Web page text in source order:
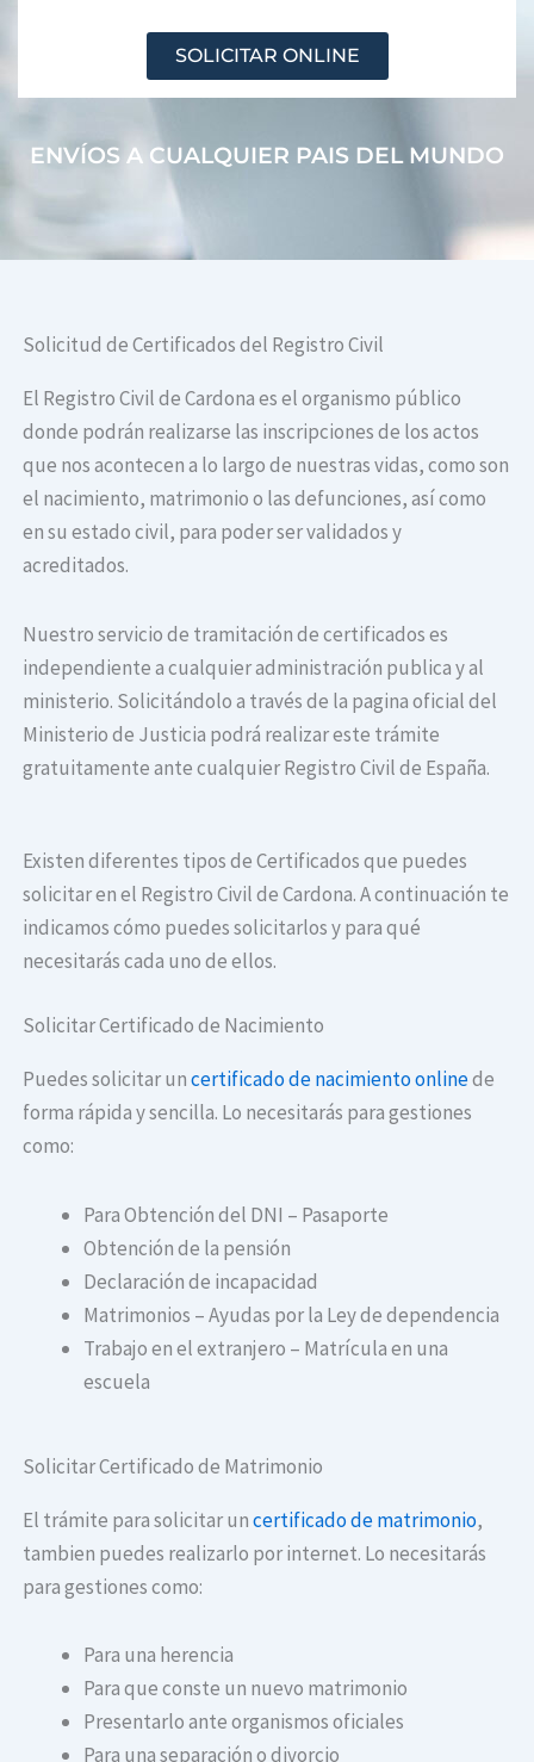
SOLICITAR ONLINE
ENVÍOS A CUALQUIER PAIS DEL MUNDO
Solicitud de Certificados del Registro Civil
El Registro Civil de Cardona es el organismo público
donde podrán realizarse las inscripciones de los actos
que nos acontecen a lo largo de nuestras vidas, como son
el nacimiento, matrimonio o las defunciones, así como
en su estado civil, para poder ser validados y
acreditados.
Nuestro servicio de tramitación de certificados es
independiente a cualquier administración publica y al
ministerio. Solicitándolo a través de la pagina oficial del
Ministerio de Justicia podrá realizar este trámite
gratuitamente ante cualquier Registro Civil de España.
Existen diferentes tipos de Certificados que puedes
solicitar en el Registro Civil de Cardona. A continuación te
indicamos cómo puedes solicitarlos y para qué
necesitarás cada uno de ellos.
Solicitar Certificado de Nacimiento
Puedes solicitar uncertificado de nacimiento onlinede
forma rápida y sencilla. Lo necesitarás para gestiones
como:
Para Obtención del DNI – Pasaporte
Obtención de la pensión
Declaración de incapacidad
Matrimonios – Ayudas por la Ley de dependencia
Trabajo en el extranjero – Matrícula en una
escuela
Solicitar Certificado de Matrimonio
El trámite para solicitar uncertificado de matrimonio,
tambien puedes realizarlo por internet. Lo necesitarás
para gestiones como:
Para una herencia
Para que conste un nuevo matrimonio
Presentarlo ante organismos oficiales
Para una separación o divorcio